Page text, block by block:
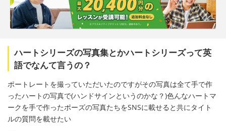
ハートシリーズの写真集とかハートシリーズって英
語でなんて言うの？
ポートレートを撮っていただいたのですがその写真は全て手で作
ったハートの写真で(ハンドサインというのかな？)色んなハートマ
ークを手で作ったポーズの写真たちをSNSに載せると共にタイト
ルの質問を載せたい